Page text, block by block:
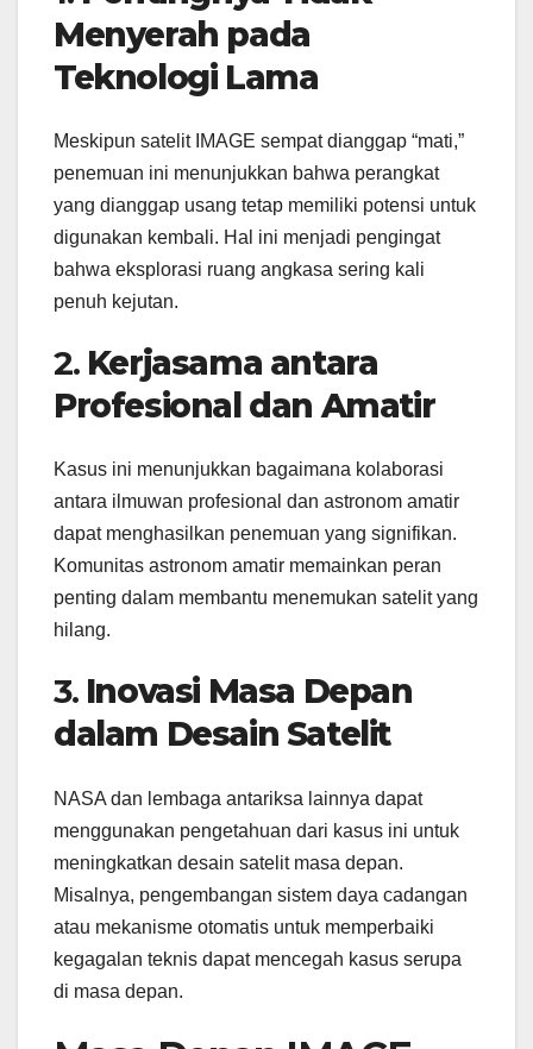
Menyerah pada
Teknologi Lama
Meskipun satelit IMAGE sempat dianggap “mati,”
penemuan ini menunjukkan bahwa perangkat
yang dianggap usang tetap memiliki potensi untuk
digunakan kembali. Hal ini menjadi pengingat
bahwa eksplorasi ruang angkasa sering kali
penuh kejutan.
2. Kerjasama antara
Profesional dan Amatir
Kasus ini menunjukkan bagaimana kolaborasi
antara ilmuwan profesional dan astronom amatir
dapat menghasilkan penemuan yang signifikan.
Komunitas astronom amatir memainkan peran
penting dalam membantu menemukan satelit yang
hilang.
3. Inovasi Masa Depan
dalam Desain Satelit
NASA dan lembaga antariksa lainnya dapat
menggunakan pengetahuan dari kasus ini untuk
meningkatkan desain satelit masa depan.
Misalnya, pengembangan sistem daya cadangan
atau mekanisme otomatis untuk memperbaiki
kegagalan teknis dapat mencegah kasus serupa
di masa depan.